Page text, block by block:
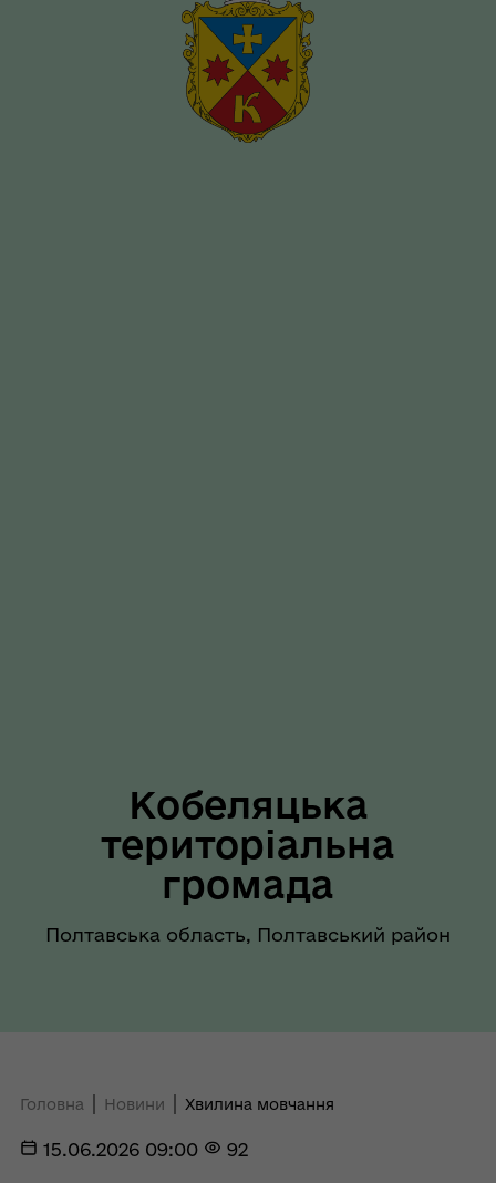
Кобеляцька
територіальна
громада
Полтавська область, Полтавський район
Головна Новини Хвилина мовчання
15.06.2026 09:00 92